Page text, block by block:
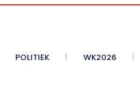
POLITIEK WK2026